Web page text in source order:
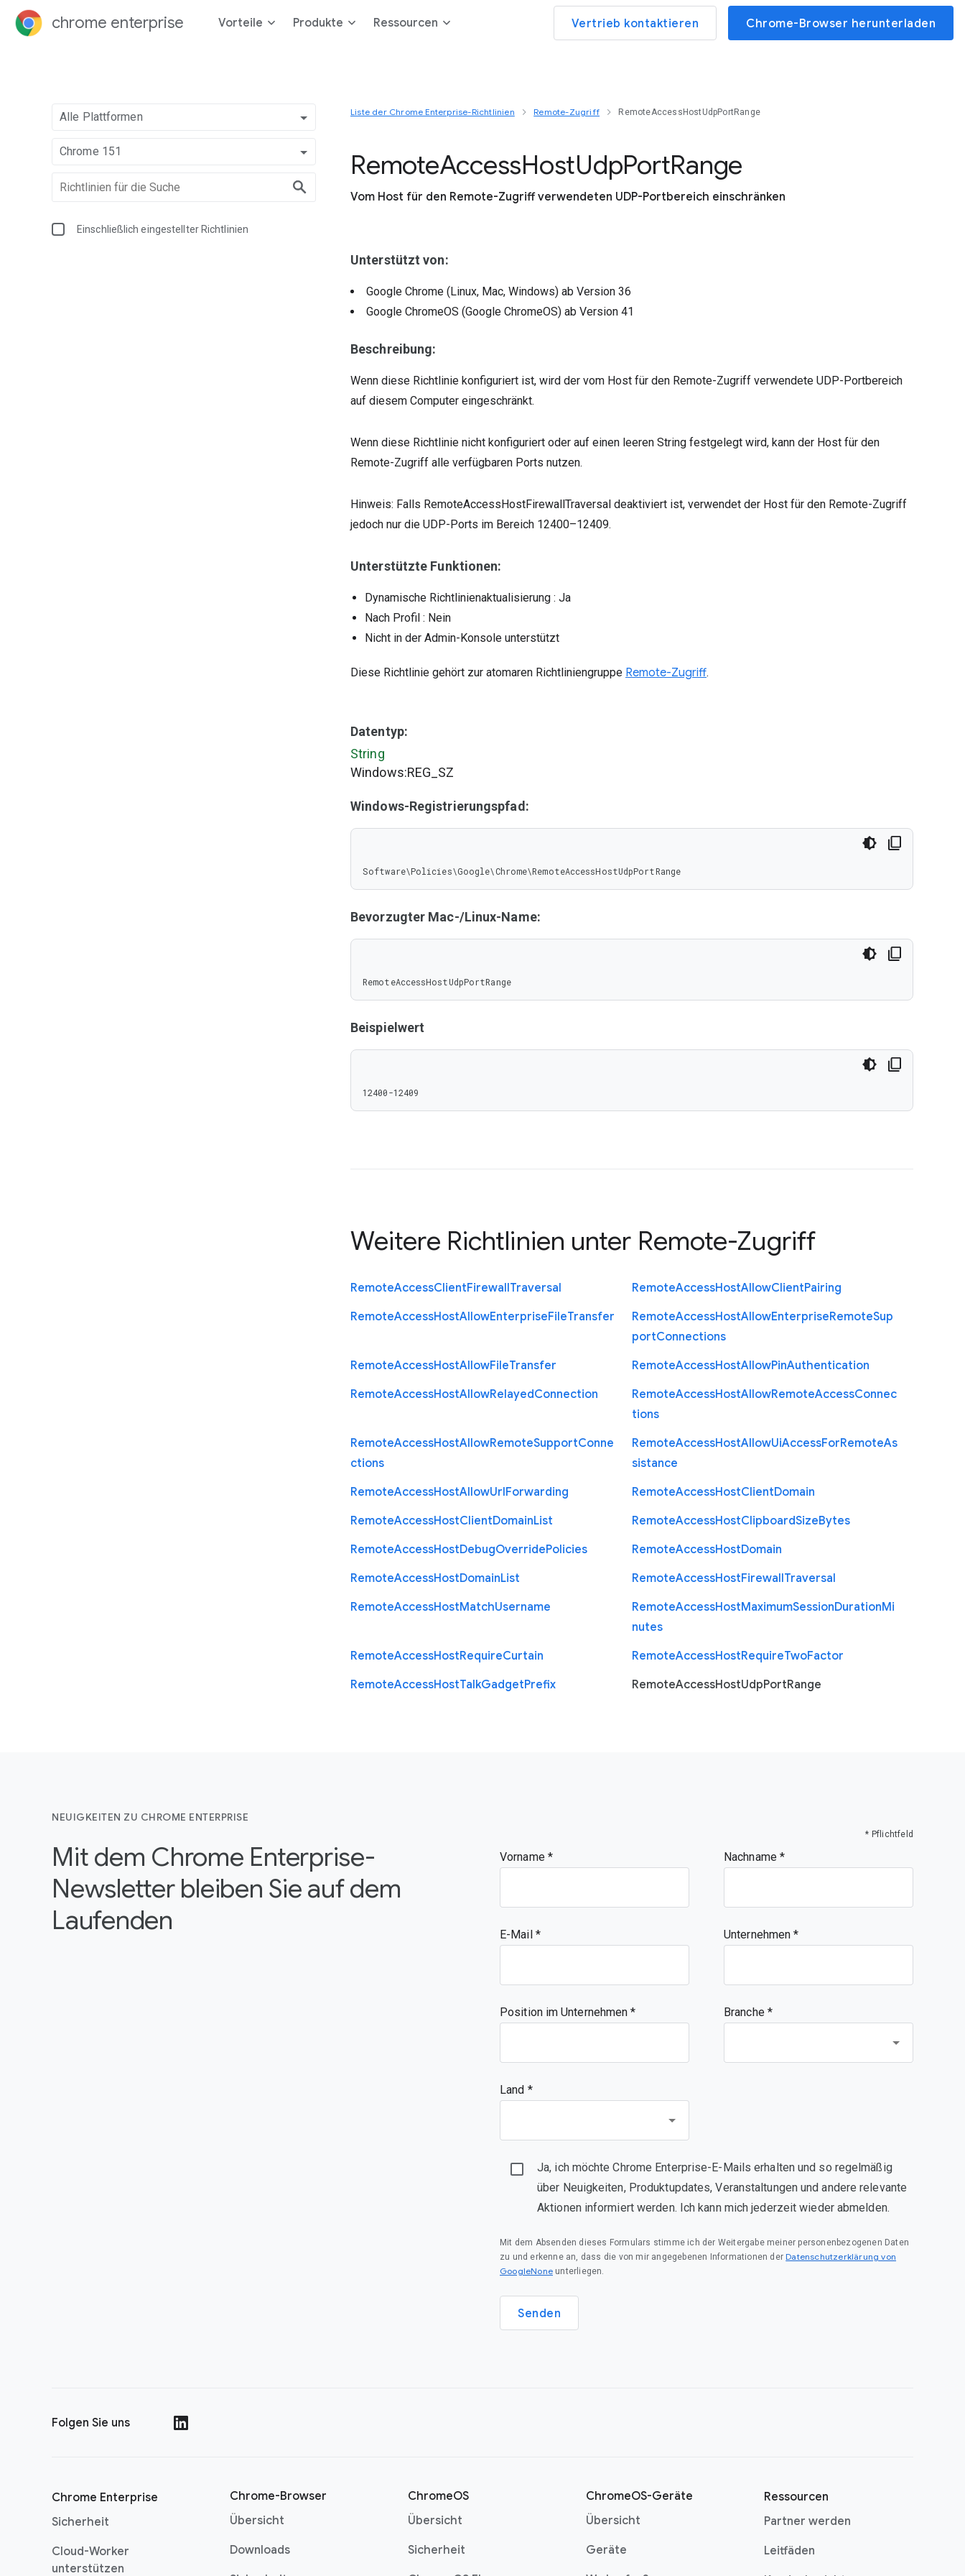
chrome enterprise Vorteile Produkte Ressourcen Vertrieb kontaktieren Chrome-Browser herunterladen
Alle Plattformen
Chrome 151
Einschließlich eingestellter Richtlinien
Liste der Chrome Enterprise-Richtlinien Remote-Zugriff RemoteAccessHostUdpPortRange
RemoteAccessHostUdpPortRange
Vom Host für den Remote-Zugriff verwendeten UDP-Portbereich einschränken
Unterstützt von:
Google Chrome (Linux, Mac, Windows) ab Version 36
Google ChromeOS (Google ChromeOS) ab Version 41
Beschreibung:
Wenn diese Richtlinie konfiguriert ist, wird der vom Host für den Remote-Zugriff verwendete UDP-Portbereich
auf diesem Computer eingeschränkt.
Wenn diese Richtlinie nicht konfiguriert oder auf einen leeren String festgelegt wird, kann der Host für den
Remote-Zugriff alle verfügbaren Ports nutzen.
Hinweis: Falls RemoteAccessHostFirewallTraversal deaktiviert ist, verwendet der Host für den Remote-Zugriff
jedoch nur die UDP-Ports im Bereich 12400–12409.
Unterstützte Funktionen:
Dynamische Richtlinienaktualisierung : Ja
Nach Profil : Nein
Nicht in der Admin-Konsole unterstützt
Diese Richtlinie gehört zur atomaren Richtliniengruppe Remote-Zugriff.
Datentyp:
String
Windows:REG_SZ
Windows-Registrierungspfad:
Software\Policies\Google\Chrome\RemoteAccessHostUdpPortRange
Bevorzugter Mac-/Linux-Name:
RemoteAccessHostUdpPortRange
Beispielwert
12400-12409
Weitere Richtlinien unter Remote-Zugriff
RemoteAccessClientFirewallTraversal RemoteAccessHostAllowClientPairing
RemoteAccessHostAllowEnterpriseFileTransfer RemoteAccessHostAllowEnterpriseRemoteSup
portConnections
RemoteAccessHostAllowFileTransfer RemoteAccessHostAllowPinAuthentication
RemoteAccessHostAllowRelayedConnection RemoteAccessHostAllowRemoteAccessConnec
tions
RemoteAccessHostAllowRemoteSupportConne
ctions
RemoteAccessHostAllowUiAccessForRemoteAs
sistance
RemoteAccessHostAllowUrlForwarding RemoteAccessHostClientDomain
RemoteAccessHostClientDomainList RemoteAccessHostClipboardSizeBytes
RemoteAccessHostDebugOverridePolicies RemoteAccessHostDomain
RemoteAccessHostDomainList RemoteAccessHostFirewallTraversal
RemoteAccessHostMatchUsername RemoteAccessHostMaximumSessionDurationMi
nutes
RemoteAccessHostRequireCurtain RemoteAccessHostRequireTwoFactor
RemoteAccessHostTalkGadgetPrefix RemoteAccessHostUdpPortRange
NEUIGKEITEN ZU CHROME ENTERPRISE
Mit dem Chrome Enterprise-
Newsletter bleiben Sie auf dem
Laufenden
* Pflichtfeld
Vorname Nachname
E-Mail Unternehmen
Position im Unternehmen Branche *
Land *
Ja, ich möchte Chrome Enterprise-E-Mails erhalten und so regelmäßig
über Neuigkeiten, Produktupdates, Veranstaltungen und andere relevante
Aktionen informiert werden. Ich kann mich jederzeit wieder abmelden.
Mit dem Absenden dieses Formulars stimme ich der Weitergabe meiner personenbezogenen Daten
zu und erkenne an, dass die von mir angegebenen Informationen der Datenschutzerklärung von
GoogleNone unterliegen.
Senden
Folgen Sie uns
Chrome Enterprise
Sicherheit
Cloud-Worker
unterstützen
Chrome-Browser
Übersicht
Downloads
ChromeOS
Übersicht
Sicherheit
ChromeOS-Geräte
Übersicht
Geräte
Ressourcen
Partner werden
Leitfäden